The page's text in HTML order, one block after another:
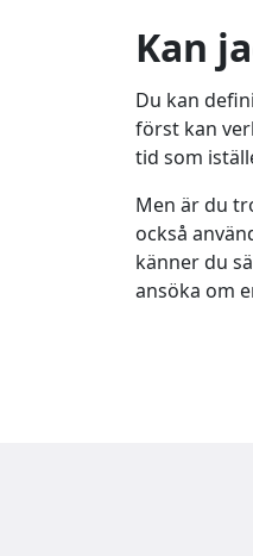
Kan
Du kan
först kan
tid som
Men är du
också
känner du
ansöka om